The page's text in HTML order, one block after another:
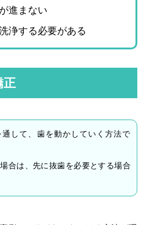
進まない
浄する必要がある
して、歯を動かしていく方法で
合は、先に抜歯を必要とする場合